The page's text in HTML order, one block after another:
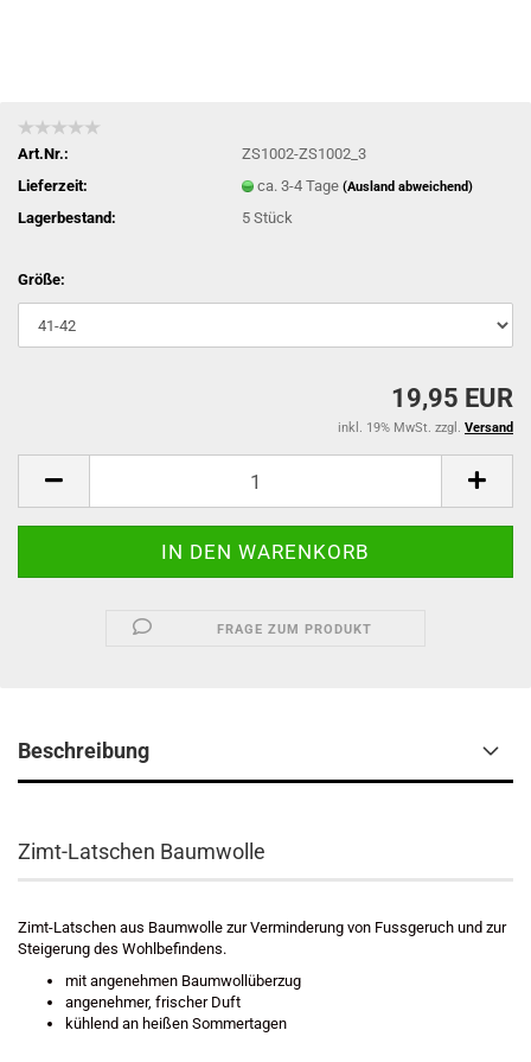
Art.Nr.:
ZS1002-ZS1002_3
Lieferzeit:
ca. 3-4 Tage(Ausland abweichend)
Lagerbestand: 5Stück
Größe:
19,95 EUR
inkl. 19% MwSt. zzgl. Versand
FRAGE ZUM PRODUKT
Beschreibung
Zimt-Latschen Baumwolle
Zimt-Latschen aus Baumwolle zur Verminderung von Fussgeruch und zur
Steigerung des Wohlbefindens.
mit angenehmen Baumwollüberzug
angenehmer, frischer Duft
kühlend an heißen Sommertagen